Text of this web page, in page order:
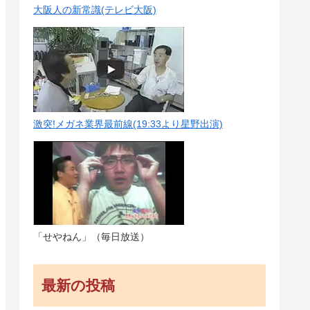
大阪人の新常識(テレビ大阪)
激突!メガネ業界最前線(19:33より星野出演)
「せやねん」（毎日放送）
最新の投稿